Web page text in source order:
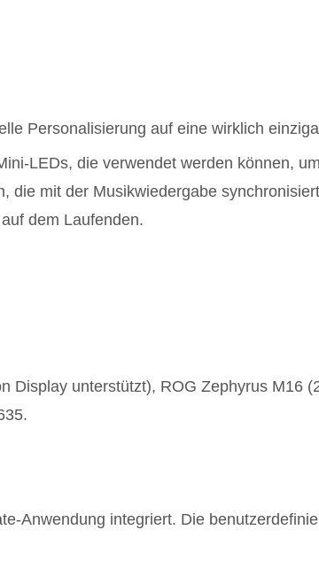
Personalisierung auf eine wirklich
LEDs, die verwendet werden können,
die mit der Musikwiedergabe
dem Laufenden.
Display unterstützt), ROG Zephyrus M16
Anwendung integriert. Die